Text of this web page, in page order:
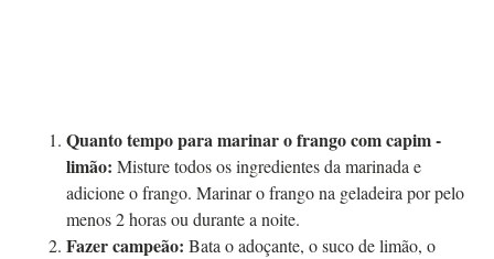
Quanto tempo para marinar o frango com capim -
limão: Misture todos os ingredientes da marinada e
adicione o frango. Marinar o frango na geladeira por pelo
menos 2 horas ou durante a noite.
Fazer campeão: Bata o adoçante, o suco de limão, o